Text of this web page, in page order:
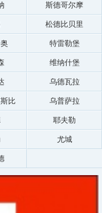
斯德哥尔摩
松德比贝里
特雷勒堡
维纳什堡
乌德瓦拉
比 乌普萨拉
耶夫勒
尤城